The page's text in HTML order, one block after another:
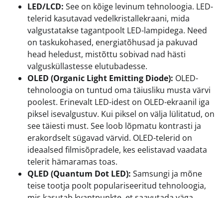
LED/LCD: See on kõige levinum tehnoloogia. LED-
telerid kasutavad vedelkristallekraani, mida
valgustatakse tagantpoolt LED-lampidega. Need
on taskukohased, energiatõhusad ja pakuvad
head heledust, mistõttu sobivad nad hästi
valgusküllastesse elutubadesse.
OLED (Organic Light Emitting Diode): OLED-
tehnoloogia on tuntud oma täiusliku musta värvi
poolest. Erinevalt LED-idest on OLED-ekraanil iga
piksel isevalgustuv. Kui piksel on välja lülitatud, on
see täiesti must. See loob lõpmatu kontrasti ja
erakordselt sügavad värvid. OLED-telerid on
ideaalsed filmisõpradele, kes eelistavad vaadata
telerit hämaramas toas.
QLED (Quantum Dot LED): Samsungi ja mõne
teise tootja poolt populariseeritud tehnoloogia,